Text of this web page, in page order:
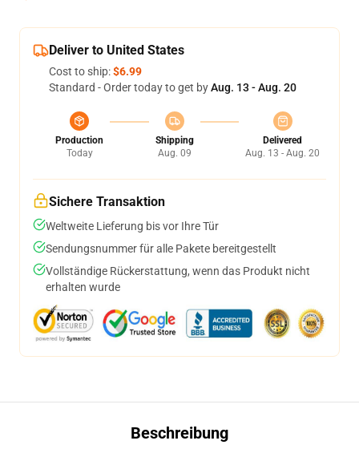
Deliver to United States
Cost to ship:$6.99
Standard - Order today to get byAug. 13 - Aug. 20
Production
Today
Shipping
Aug. 09
Delivered
Aug. 13 - Aug. 20
Sichere Transaktion
Weltweite Lieferung bis vor Ihre Tür
Sendungsnummer für alle Pakete bereitgestellt
Vollständige Rückerstattung, wenn das Produkt nicht
erhalten wurde
Beschreibung